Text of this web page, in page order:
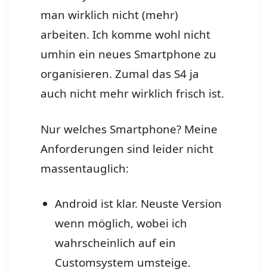
man wirklich nicht (mehr)
arbeiten. Ich komme wohl nicht
umhin ein neues Smartphone zu
organisieren. Zumal das S4 ja
auch nicht mehr wirklich frisch ist.
Nur welches Smartphone? Meine
Anforderungen sind leider nicht
massentauglich:
Android ist klar. Neuste Version
wenn möglich, wobei ich
wahrscheinlich auf ein
Customsystem umsteige.